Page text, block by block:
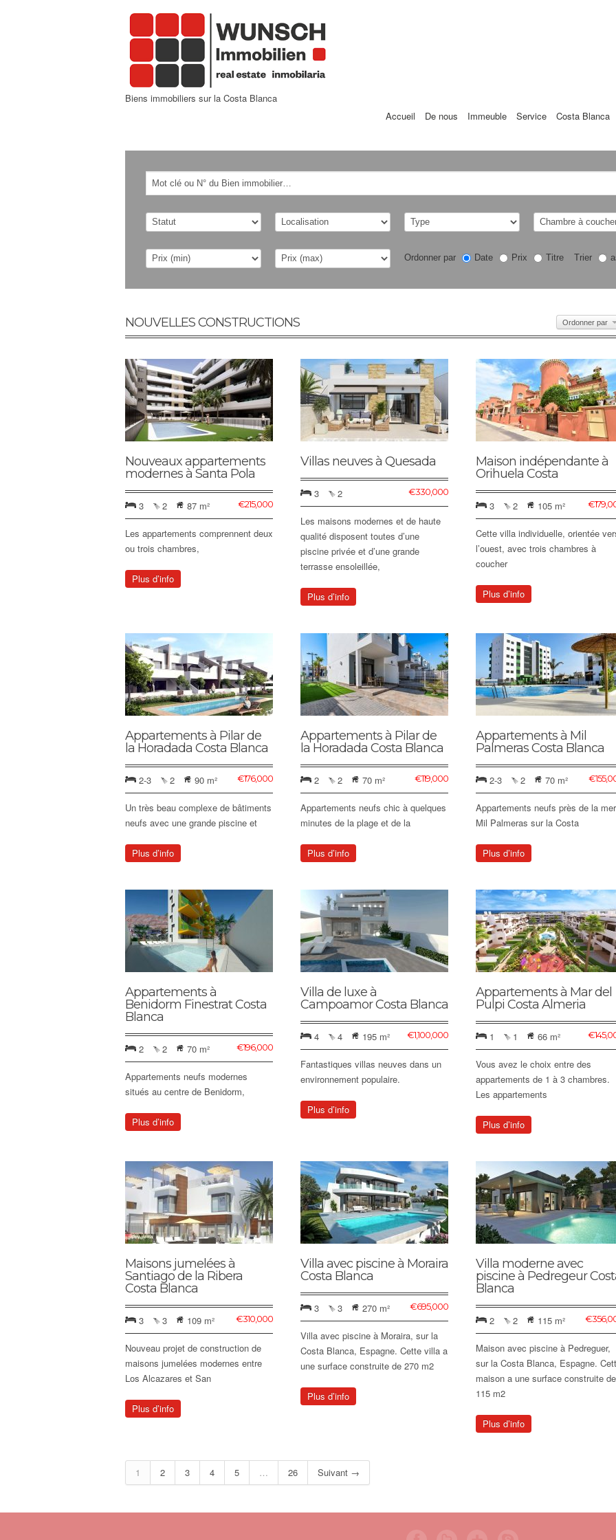
Biens immobiliers sur la Costa Blanca
Accueil
De nous Immeuble Service Costa Blanca
Ordonner par Date Prix Titre Trier
NOUVELLES CONSTRUCTIONS Ordonner par
Nouveaux appartements
modernes à Santa Pola
3 2 87 m² €215,000
Les appartements comprennent deux
ou trois chambres,
Plus d’info
Villas neuves à Quesada
3 2 €330,000
Les maisons modernes et de haute
qualité disposent toutes d’une
piscine privée et d’une grande
terrasse ensoleillée,
Plus d’info
Maison indépendante à
Orihuela Costa
3 2 105 m² €
Cette villa individuelle, orientée
l’ouest, avec trois chambres à
coucher
Plus d’info
Appartements à Pilar de
la Horadada Costa Blanca
2-3 2 90 m² €176,000
Un très beau complexe de bâtiments
neufs avec une grande piscine et
Plus d’info
Appartements à Pilar de
la Horadada Costa Blanca
2 2 70 m² €119,000
Appartements neufs chic à quelques
minutes de la plage et de la
Plus d’info
Appartements à Mil
Palmeras Costa Blanca
2-3 2 70 m² €
Appartements neufs près de la
Mil Palmeras sur la Costa
Plus d’info
Appartements à
Benidorm Finestrat Costa
Blanca
2 2 70 m² €196,000
Appartements neufs modernes
situés au centre de Benidorm,
Plus d’info
Villa de luxe à
Campoamor Costa Blanca
4 4 195 m² €1,100,000
Fantastiques villas neuves dans un
environnement populaire.
Plus d’info
Appartements à Mar del
Pulpi Costa Almeria
1 1 66 m² €
Vous avez le choix entre des
appartements de 1 à 3 chambres.
Les appartements
Plus d’info
Maisons jumelées à
Santiago de la Ribera
Costa Blanca
3 3 109 m² €310,000
Nouveau projet de construction de
maisons jumelées modernes entre
Los Alcazares et San
Plus d’info
Villa avec piscine à Moraira
Costa Blanca
3 3 270 m² €695,000
Villa avec piscine à Moraira, sur la
Costa Blanca, Espagne. Cette villa a
une surface construite de 270 m2
Plus d’info
Villa moderne avec
piscine à Pedregeur
Blanca
2 2 115 m² €
Maison avec piscine à Pedreguer,
sur la Costa Blanca, Espagne.
maison a une surface construite de
115 m2
Plus d’info
1 2 3 4 5 … 26 Suivant →